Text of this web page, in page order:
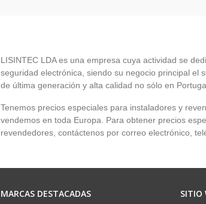
LISINTEC LDA es una empresa cuya actividad se
seguridad electrónica, siendo su negocio principal el
de última generación y alta calidad no sólo en
Tenemos precios especiales para instaladores y
vendemos en toda Europa. Para obtener precios
revendedores, contáctenos por correo electrónico,
MARCAS DESTACADAS SITIO